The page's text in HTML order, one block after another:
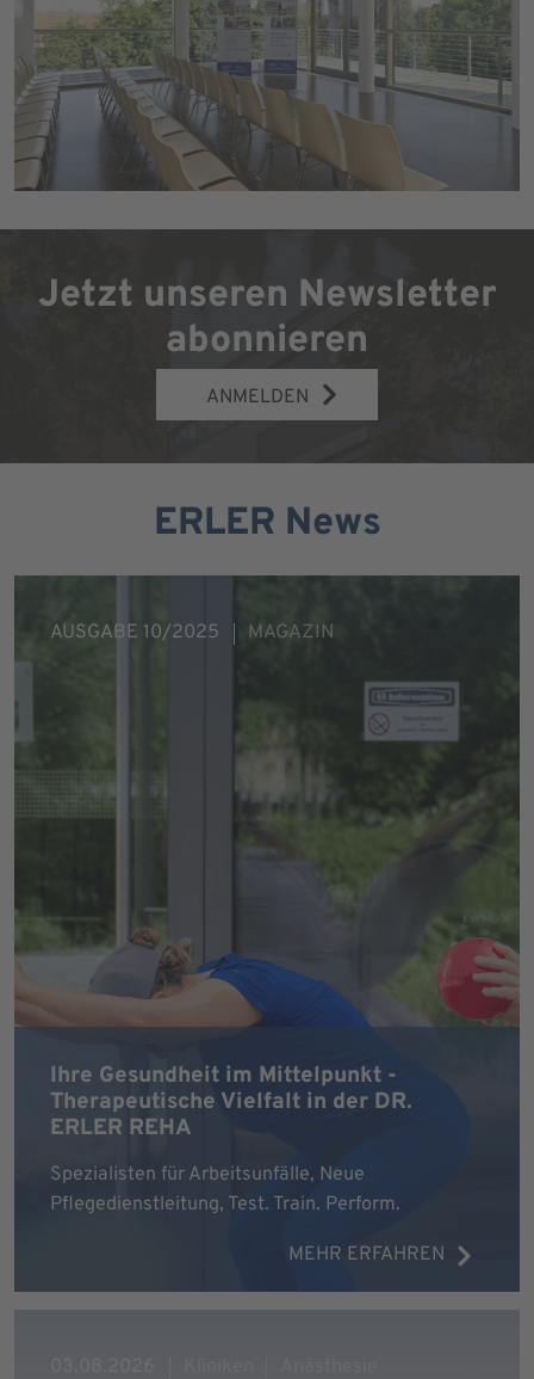
Jetzt unseren Newsletter
abonnieren
ANMELDEN
ERLER News
Ihre Gesundheit im Mittelpunkt -
Therapeutische Vielfalt in der DR.
ERLER REHA
Spezialisten für Arbeitsunfälle, Neue
Pflegedienstleitung, Test. Train. Perform.
MEHR ERFAHREN
AUSGABE 10/2025 MAGAZIN